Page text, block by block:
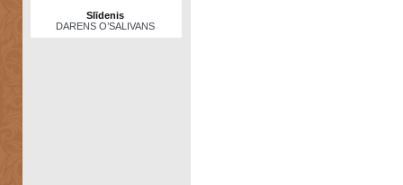
Slīdenis
DARENS O’SALIVANS